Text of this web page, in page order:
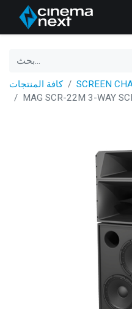
كافة المنتجات
SCREEN
MAG SCR-22M 3-WAY